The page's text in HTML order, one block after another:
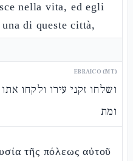
nella vita, ed egli
di queste città,
EBRAICO (MT)
ושלחו זקני עירו ולקחו
ומת
τῆς πόλεως αὐτοῦ